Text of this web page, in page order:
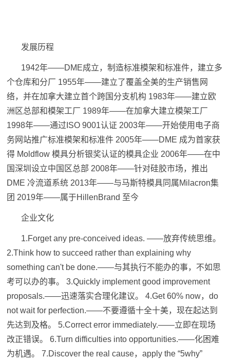
发展历程
1942年——DME成立，制造标准模架和标准件，建立多
个仓库和分厂 1955年——建立了覆盖全美的生产销售网
络，并在加拿大建立首个跨国分支机构 1983年——建立欧
洲区总部和模架工厂 1989年——在加拿大建立模架工厂
1998年——通过ISO 9001认证 2003年——开始使用电子商
务网站推广标准模架和标准件 2005年——DME 成为首家获
得 Moldflow 模具分析银奖认证的模具企业 2006年——在中
国深圳设立中国区总部 2008年——针对硅胶市场，推出
DME 冷流道系统 2013年——与马斯特模具同属Milacron集
团 2019年——属于HillenBrand 至今
企业文化
1.Forget any pre-conceived ideas. ——放弃传统思维。
2.Think how to succeed rather than explaining why
something can't be done.——与其执行不能办的事，不如思
考可以办的事。 3.Quickly implement good improvement
proposals.——迅速落实合理化建议。 4.Get 60% now，do
not wait for perfection.——不要遵循十全十美，现在起达到
先达到及格。 5.Correct error immediately.——立即在现场
改正错误。 6.Turn difficulties into opportunities.——化困难
为机遇。 7.Discover the real cause，apply the “5why”